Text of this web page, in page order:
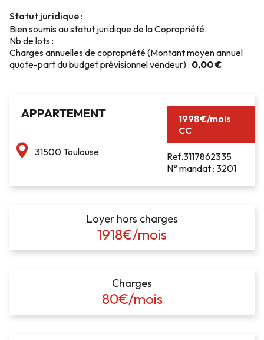
APPARTEMENT
31500 Toulouse
1998€/mois
CC
Ref.3117862335
N° mandat : 3201
Loyer hors charges
1918€/mois
Charges
80€/mois
Statut juridique :
Bien soumis au statut juridique de la Copropriété.
Nb de lots :
Charges annuelles de copropriété (Montant moyen annuel
quote-part du budget prévisionnel vendeur) : 0,00 €